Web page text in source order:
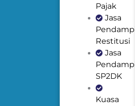
Pajak
Jasa
Restitusi
Jasa
SP2DK
Kuasa